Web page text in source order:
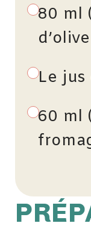
80 ml
d’olive
Le jus
60 ml